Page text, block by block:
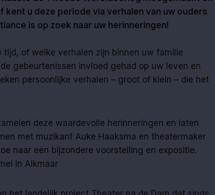
kent u deze periode via verhalen van uw ouders
is op zoek naar uw herinneringen!
of welke verhalen zijn binnen uw familie
gebeurtenissen invloed gehad op uw leven en
persoonlijke verhalen – groot of klein – die het
deze waardevolle herinneringen en laten
met muzikant Auke Haaksma en theatermaker
naar een bijzondere voorstelling en expositie.
in Alkmaar